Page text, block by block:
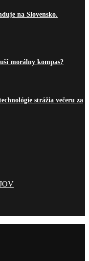
na Slovensko.
morálny kompas?
strážia večeru za